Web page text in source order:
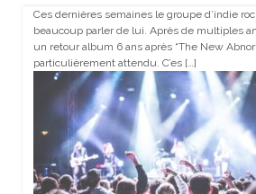
Ces dernières semaines le groupe d’indie
beaucoup parler de lui. Après de multiples
un retour album 6 ans après “The New
particulièrement attendu. C’es […]